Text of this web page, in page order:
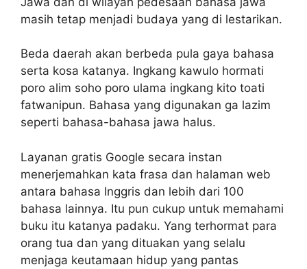
masih tetap menjadi budaya yang di lestarikan.
Beda daerah akan berbeda pula gaya bahasa
serta kosa katanya. Ingkang kawulo hormati
poro alim soho poro ulama ingkang kito toati
fatwanipun. Bahasa yang digunakan ga lazim
seperti bahasa-bahasa jawa halus.
Layanan gratis Google secara instan
menerjemahkan kata frasa dan halaman web
antara bahasa Inggris dan lebih dari 100
bahasa lainnya. Itu pun cukup untuk memahami
buku itu katanya padaku. Yang terhormat para
orang tua dan yang dituakan yang selalu
menjaga keutamaan hidup yang pantas